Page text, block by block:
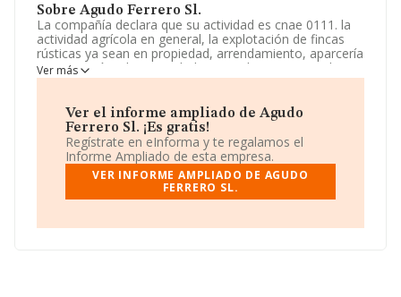
Sobre Agudo Ferrero Sl.
La compañía declara que su actividad es cnae 0111. la
actividad agrícola en general, la explotación de fincas
rústicas ya sean en propiedad, arrendamiento, aparcería
o integración y las actividades complementarias a las
anteriores, así como la realización de trabajos agrícolas
Mercantil como Sociedad Limitada. Su CNAE
corresponde a 0111 con código 'Cultivo de cereales
(excepto arroz), leguminosas y semillas oleaginosas'. La
empresa no tiene actividad en mercados exteriores.
En base a la Recomendación 2003/361/CE de la
Comisión, de 6 de mayo de 2003, sobre la definición de
compañía se puede calificar como microempresa. No
Ver más
Ver el informe ampliado de Agudo
Ferrero Sl. ¡Es gratis!
Regístrate en eInforma y te regalamos el
Informe Ampliado de esta empresa.
VER INFORME AMPLIADO DE AGUDO
FERRERO SL.